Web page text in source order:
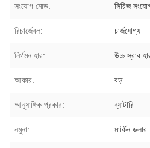
সংযোগ মোড: সিরিজ
রিচার্জেবল: চার্জযোগ্য
নির্গমন হার: উচ্চ স্রাব
আকার: বড়
আনুষাঙ্গিক প্রকার: ব্যাটারি
নমুনা: মার্কিন